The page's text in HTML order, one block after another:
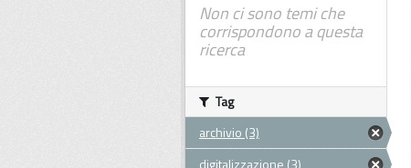
Non ci sono temi che
corrispondono a questa
ricerca
Tag
archivio (3)
digitalizzazione (3)